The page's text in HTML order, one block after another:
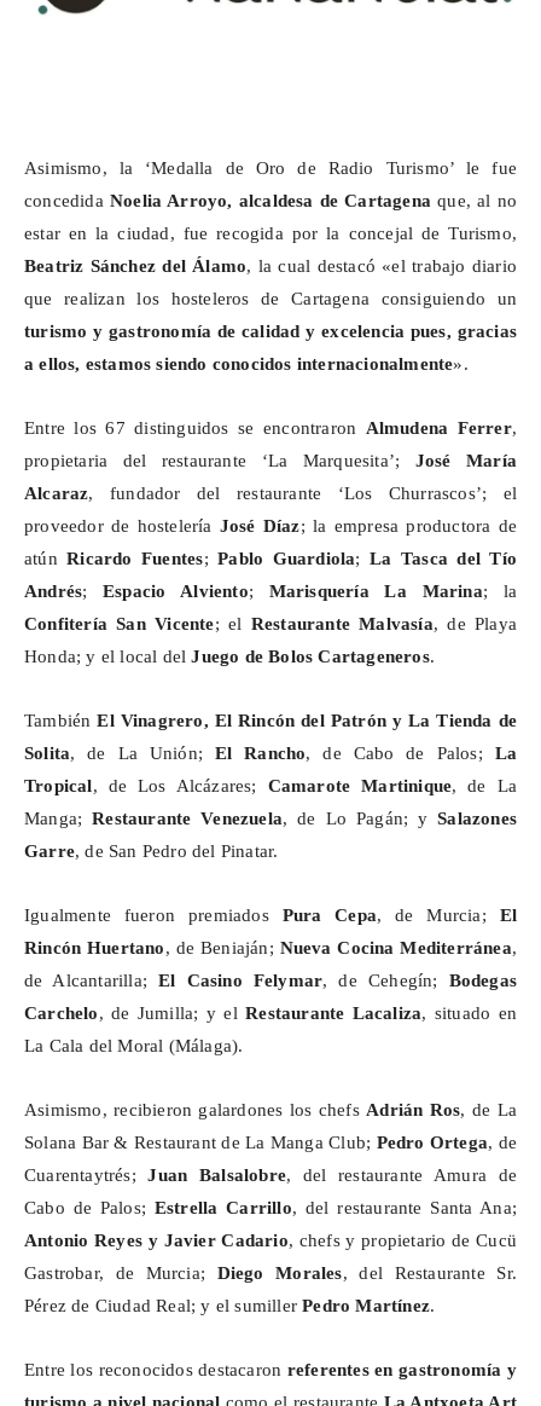
Asimismo, la ‘Medalla de Oro de Radio Turismo’ le fue
concedida Noelia Arroyo, alcaldesa de Cartagena que, al no
estar en la ciudad, fue recogida por la concejal de Turismo,
Beatriz Sánchez del Álamo, la cual destacó «el trabajo diario
que realizan los hosteleros de Cartagena consiguiendo un
turismo y gastronomía de calidad y excelencia pues, gracias
a ellos, estamos siendo conocidos internacionalmente».
Entre los 67 distinguidos se encontraron Almudena Ferrer,
propietaria del restaurante ‘La Marquesita’; José María
Alcaraz, fundador del restaurante ‘Los Churrascos’; el
proveedor de hostelería José Díaz; la empresa productora de
atúnRicardo Fuentes;Pablo Guardiola;La Tasca del Tío
Andrés; Espacio Alviento; Marisquería La Marina; la
Confitería San Vicente; el Restaurante Malvasía, de Playa
Honda; y el local delJuego de Bolos Cartageneros.
TambiénEl Vinagrero, El Rincón del Patrón y La Tienda de
Solita, de La Unión; El Rancho, de Cabo de Palos; La
Tropical, de Los Alcázares; CamaroteMartinique, de La
Manga;Restaurante Venezuela, de Lo Pagán; ySalazones
Garre, de San Pedro del Pinatar.
Igualmente fueron premiados Pura Cepa, de Murcia; El
Rincón Huertano, de Beniaján; Nueva Cocina Mediterránea,
de Alcantarilla;El Casino Felymar, de Cehegín; Bodegas
Carchelo, de Jumilla; y elRestaurante Lacaliza, situado en
La Cala del Moral (Málaga).
Asimismo, recibieron galardones los chefs Adrián Ros, de La
Solana Bar & Restaurant de La Manga Club; Pedro Ortega, de
Cuarentaytrés;Juan Balsalobre, del restaurante Amura de
Cabo de Palos; Estrella Carrillo, del restaurante Santa Ana;
Antonio Reyes y JavierCadario, chefs y propietario deCucü
Gastrobar, de Murcia; Diego Morales, del Restaurante Sr.
Pérez de Ciudad Real; y el sumillerPedro Martínez.
Entre los reconocidos destacaron referentes en gastronomía y